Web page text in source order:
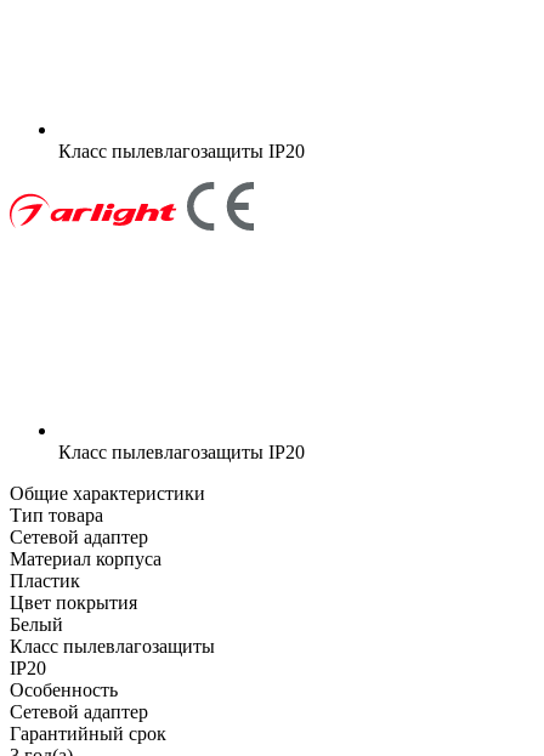
Класс пылевлагозащиты IP20
Класс пылевлагозащиты IP20
Общие характеристики
Тип товара
Сетевой адаптер
Материал корпуса
Пластик
Цвет покрытия
Белый
Класс пылевлагозащиты
IP20
Особенность
Сетевой адаптер
Гарантийный срок